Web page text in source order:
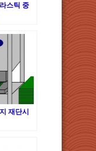
스틱 중
재단시